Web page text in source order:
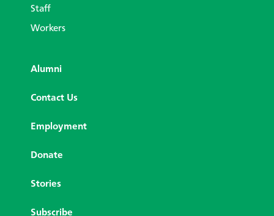
Staff
Workers
Alumni
Contact Us
Employment
Donate
Stories
Subscribe